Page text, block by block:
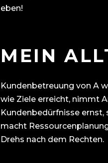
eben!
MEIN
Kundenbetreuung von A
wie Ziele erreicht, nimmt
Kundenbedürfnisse ernst,
macht
Drehs nach dem Rechten.